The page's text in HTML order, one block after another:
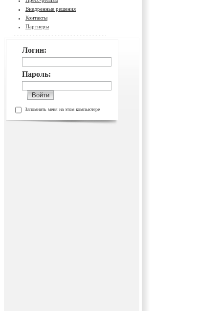
Внедренные решения
Контакты
Партнеры
Логин:
Пароль:
Запомнить меня на этом компьютере